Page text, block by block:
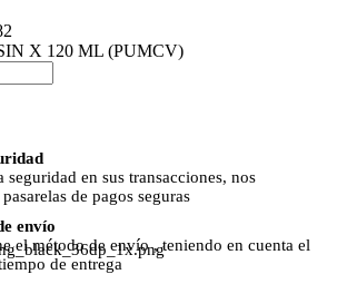
X 120 ML (PUMCV)
seguridad en sus transacciones, nos
de pagos seguras
envío
el método de envío , teniendo en cuenta el
de entrega